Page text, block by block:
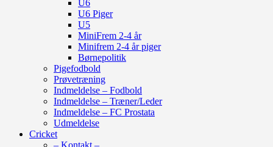
U6
U6 Piger
U5
MiniFrem 2-4 år
Minifrem 2-4 år piger
Børnepolitik
Pigefodbold
Prøvetræning
Indmeldelse – Fodbold
Indmeldelse – Træner/Leder
Indmeldelse – FC Prostata
Udmeldelse
Cricket
– Kontakt –